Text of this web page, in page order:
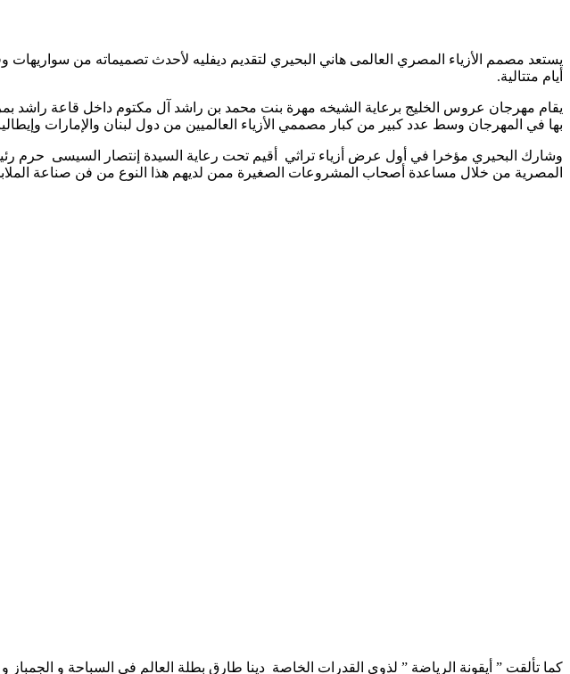
أيام متتالية.
يقام مهرجان عروس الخليج برعاية الشيخه مهرة بنت محمد بن راشد آل مكتوم داخل قاعة راشد
بها في المهرجان وسط عدد كبير من كبار مصممي الأزياء العالميين من دول لبنان والإمارات
وشارك البحيري مؤخرا في أول عرض أزياء تراثي أقيم تحت رعاية السيدة إنتصار السيسى حرم
المصرية من خلال مساعدة أصحاب المشروعات الصغيرة ممن لديهم هذا النوع من فن صناعة
كما تألقت ” أيقونة الرياضة ” لذوى القدرات الخاصة دينا طارق بطلة العالم فى السباحة و